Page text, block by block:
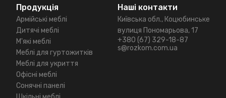
Продукція
Армійські меблі
Дитячі меблі
М'які меблі
Меблі для гуртожитків
Меблі для укриття
Офісні меблі
Сонячні панелі
Наші контакти
Київська обл., Коцюбинське
вулиця Пономарьова, 17
+380 (67) 329-18-87
s@rozkom.com.ua